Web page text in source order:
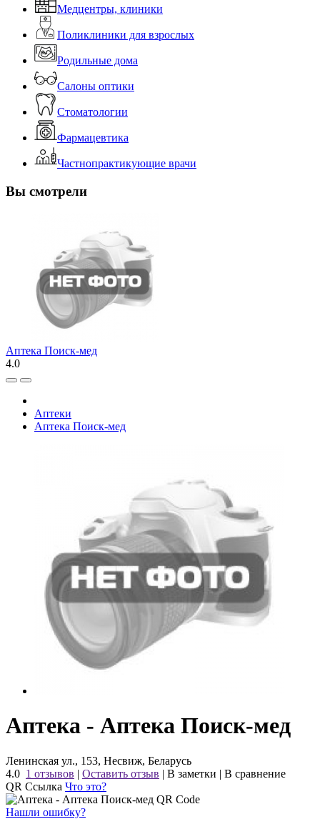
Медцентры, клиники
Поликлиники для взрослых
Родильные дома
Салоны оптики
Стоматологии
Фармацевтика
Частнопрактикующие врачи
Вы смотрели
Аптека Поиск-мед
4.0
Аптеки
Аптека Поиск-мед
Аптека - Аптека Поиск-мед
Ленинская ул., 153, Несвиж, Беларусь
4.0 1 отзывов | Оставить отзыв | В заметки | В сравнение
QR Ссылка Что это?
Нашли ошибку?